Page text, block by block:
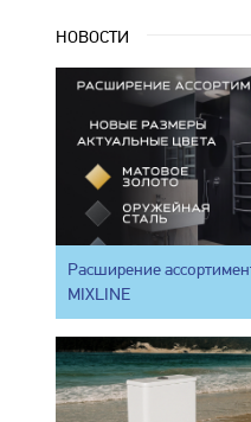
НОВОСТИ
Расширение
MIXLINE